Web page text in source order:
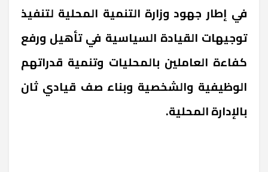
في إطار جهود وزارة التنمية المحلية لتنفيذ
توجيهات القيادة السياسية في تأهيل ورفع
كفاءة العاملين بالمحليات وتنمية قدراتهم
الوظيفية والشخصية وبناء صف قيادي ثان
بالإدارة المحلية.